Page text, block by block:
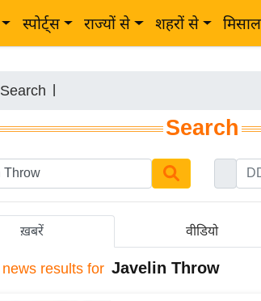
स्पोर्ट्स राज्यों से शहरों से
Search
Search
ख़बरें वीडियो
news results for Javelin Throw